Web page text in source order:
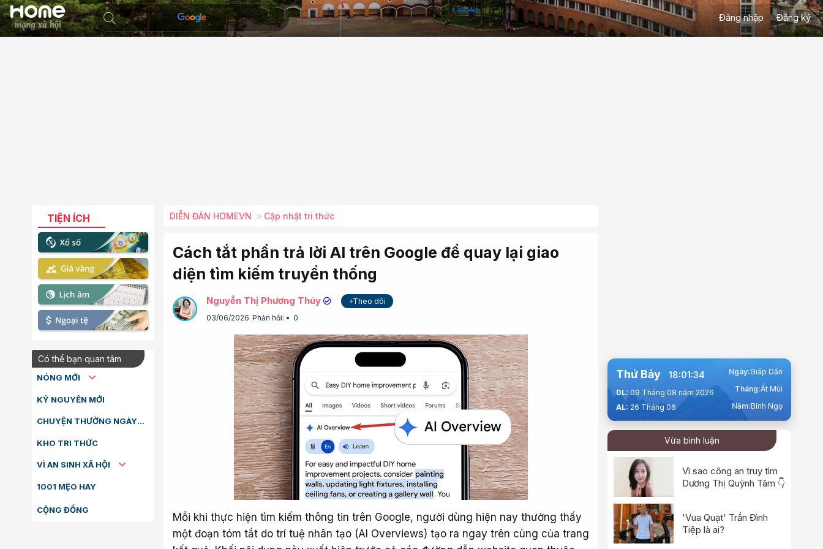
Đăng nhập Đăng ký
TIỆN ÍCH
Có thể bạn quan tâm
NÓNG MỚI
KỶ NGUYÊN MỚI
CHUYỆN THƯỜNG NGÀY
KHO TRI THỨC
VÌ AN SINH XÃ HỘI
1001 MẸO HAY
CỘNG ĐỒNG
DIỄN ĐÀN HOMEVN Cập nhật tri thức
Cách tắt phần trả lời AI trên Google để quay lại giao
diện tìm kiếm truyền thống
Nguyễn Thị Phương Thúy
+Theo dõi
03/06/2026 Phản hồi: 0
Mỗi khi thực hiện tìm kiếm thông tin trên Google, người dùng hiện nay thường thấy
một đoạn tóm tắt do trí tuệ nhân tạo (AI Overviews) tạo ra ngay trên cùng của trang
Thứ Bảy 18:01:35
DL: 09 Tháng 08 năm 2026
AL: 26 Tháng 06
Ngày:Giáp Dần
Tháng:Ất Mùi
Năm:Bính Ngọ
Vừa bình luận
Vì sao công an truy tìm
Dương Thị Quỳnh Tâm 👇
'Vua Quạt' Trần Đình
Tiệp là ai?